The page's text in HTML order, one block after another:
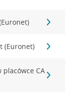
(Euronet)
placówce CA